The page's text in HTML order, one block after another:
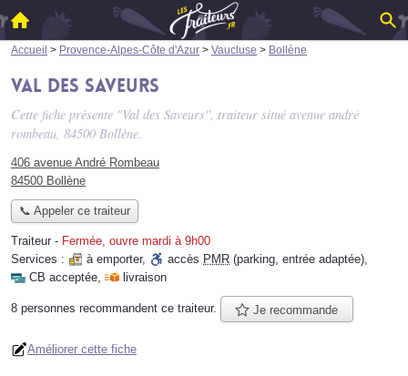
Accueil > Provence-Alpes-Côte d'Azur > Vaucluse > Bollène
Val des Saveurs
Cette fiche présente "Val des Saveurs", traiteur situé avenue andré
rombeau, 84500 Bollène.
406 avenue André Rombeau
84500 Bollène
📞 Appeler ce traiteur
Traiteur - Fermée, ouvre mardi à 9h00
Services :
à emporter, accès PMR (parking, entrée adaptée),
CB acceptée, livraison
8 personnes recommandent ce traiteur. Je recommande
Améliorer cette fiche